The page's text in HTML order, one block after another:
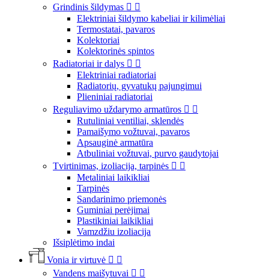
Grindinis šildymas  
Elektriniai šildymo kabeliai ir kilimėliai
Termostatai, pavaros
Kolektoriai
Kolektorinės spintos
Radiatoriai ir dalys  
Elektriniai radiatoriai
Radiatorių, gyvatukų pajungimui
Plieniniai radiatoriai
Reguliavimo uždarymo armatūros  
Rutuliniai ventiliai, sklendės
Pamaišymo vožtuvai, pavaros
Apsauginė armatūra
Atbuliniai vožtuvai, purvo gaudytojai
Tvirtinimas, izoliacija, tarpinės  
Metaliniai laikikliai
Tarpinės
Sandarinimo priemonės
Guminiai perėjimai
Plastikiniai laikikliai
Vamzdžiu izoliacija
Išsiplėtimo indai
Vonia ir virtuvė  
Vandens maišytuvai  